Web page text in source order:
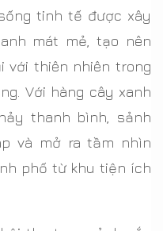
tinh tế được xây
mát mẻ, tạo nên
với thiên nhiên trong
Với hàng cây xanh
thanh bình, sảnh
và mở ra tầm nhìn
phố từ khu tiện ích